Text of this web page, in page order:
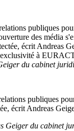
publiques
des média
écrit Andreas
à
du cabinet
publiques
écrit Andreas
Geiger du cabinet